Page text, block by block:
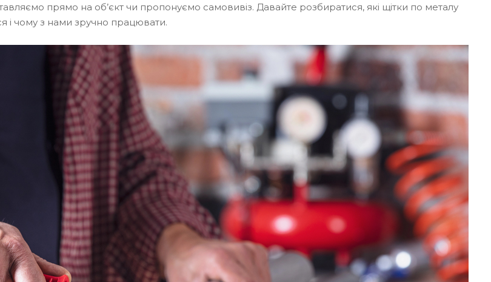
прямо на об’єкт чи пропонуємо самовивіз. Давайте розбиратися, які щітки по металу
і чому з нами зручно працювати.